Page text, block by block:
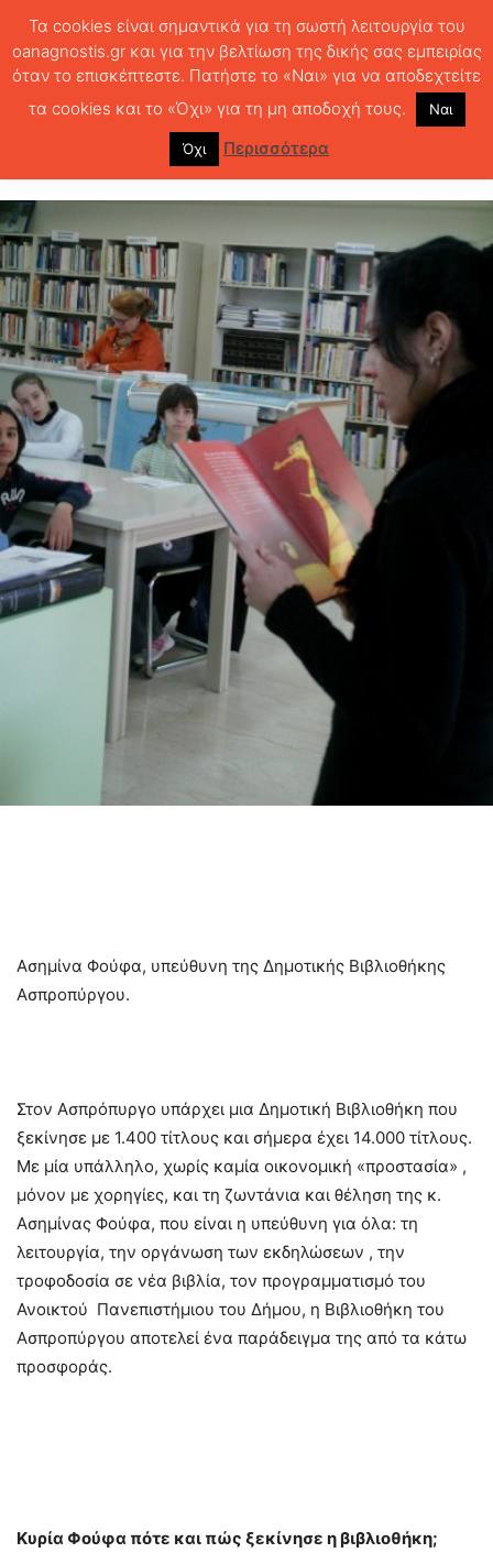
Βιβλιοθήκη εκ του μηδενός
Βιβλιοθήκη εκ του μηδενός
Ασημίνα Φούφα, υπεύθυνη της Δημοτικής Βιβλιοθήκης
Ασπροπύργου.
Στον Ασπρόπυργο υπάρχει μια Δημοτική Βιβλιοθήκη που
ξεκίνησε με 1.400 τίτλους και σήμερα έχει 14.000 τίτλους.
Με μία υπάλληλο, χωρίς καμία οικονομική «προστασία» ,
μόνον με χορηγίες, και τη ζωντάνια και θέληση της κ.
Ασημίνας Φούφα, που είναι η υπεύθυνη για όλα: τη
λειτουργία, την οργάνωση των εκδηλώσεων , την
τροφοδοσία σε νέα βιβλία, τον προγραμματισμό του
Ανοικτού Πανεπιστήμιου του Δήμου, η Βιβλιοθήκη του
Ασπροπύργου αποτελεί ένα παράδειγμα της από τα κάτω
προσφοράς.
Κυρία Φούφα πότε και πώς ξεκίνησε η βιβλιοθήκη;
Τα cookies είναι σημαντικά για τη σωστή λειτουργία του
oanagnostis.gr και για την βελτίωση της δικής σας εμπειρίας
όταν το επισκέπτεστε. Πατήστε το «Ναι» για να αποδεχτείτε
τα cookies και το «Όχι» για τη μη αποδοχή τους.
Ναι
Όχι Περισσότερα